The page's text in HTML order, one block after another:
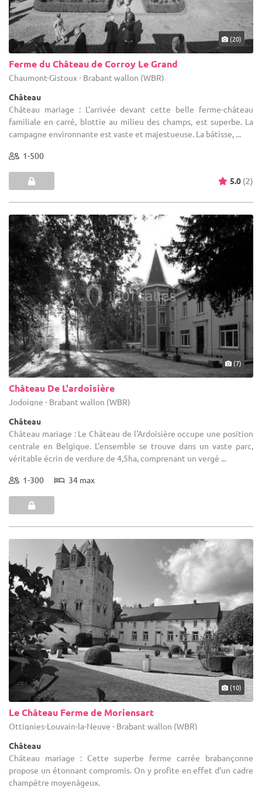
(20)
Ferme du Château de Corroy Le Grand
Chaumont-Gistoux - Brabant wallon (WBR)
Château
Château mariage : L'arrivée devant cette belle ferme-château
familiale en carré, blottie au milieu des champs, est superbe. La
campagne environnante est vaste et majestueuse. La bâtisse, ...
1-500
5.0 (2)
(7)
Château De L'ardoisière
Jodoigne - Brabant wallon (WBR)
Château
Château mariage : Le Château de l'Ardoisière occupe une position
centrale en Belgique. L'ensemble se trouve dans un vaste parc,
véritable écrin de verdure de 4,5ha, comprenant un vergé ...
1-300 34 max
(10)
Le Château Ferme de Moriensart
Ottignies-Louvain-la-Neuve - Brabant wallon (WBR)
Château
Château mariage : Cette superbe ferme carrée brabançonne
propose un étonnant compromis. On y profite en effet d’un cadre
champêtre moyenâgeux.